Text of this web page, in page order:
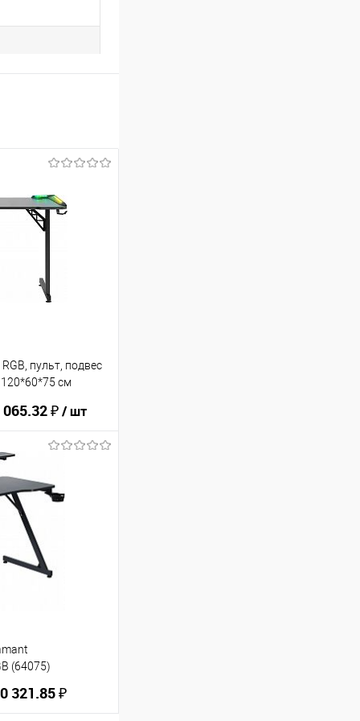
пульт, подвес
см
065.32 ₽/ шт
В избранное
(64075)
321.85 ₽